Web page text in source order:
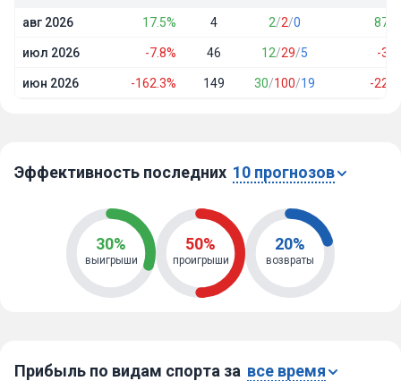
авг 2026 17.5% 4 2/2/0 87.5
июл 2026 -7.8% 46 12/29/5 -3.4
июн 2026 -162.3% 149 30/100/19 -22.4
Эффективность последних 10 прогнозов
30%
выигрыши
50%
проигрыши
20%
возвраты
Прибыль по видам спорта за все время